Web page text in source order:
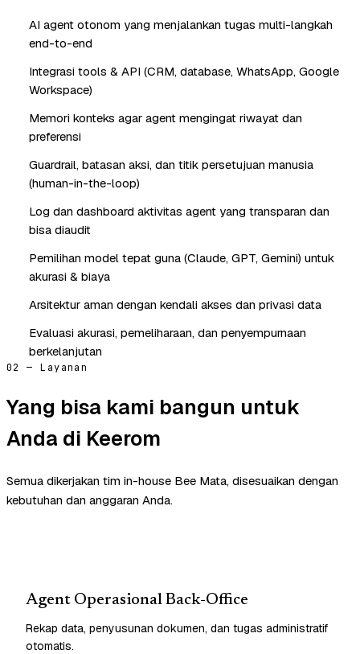
AI agent otonom yang menjalankan tugas multi-langkah
end-to-end
Integrasi tools & API (CRM, database, WhatsApp, Google
Workspace)
Memori konteks agar agent mengingat riwayat dan
preferensi
Guardrail, batasan aksi, dan titik persetujuan manusia
(human-in-the-loop)
Log dan dashboard aktivitas agent yang transparan dan
bisa diaudit
Pemilihan model tepat guna (Claude, GPT, Gemini) untuk
akurasi & biaya
Arsitektur aman dengan kendali akses dan privasi data
Evaluasi akurasi, pemeliharaan, dan penyempurnaan
berkelanjutan
02 — Layanan
Yang bisa kami bangun untuk
Anda di Keerom
Semua dikerjakan tim in-house Bee Mata, disesuaikan dengan
kebutuhan dan anggaran Anda.
Agent Operasional Back-Office
Rekap data, penyusunan dokumen, dan tugas administratif
otomatis.